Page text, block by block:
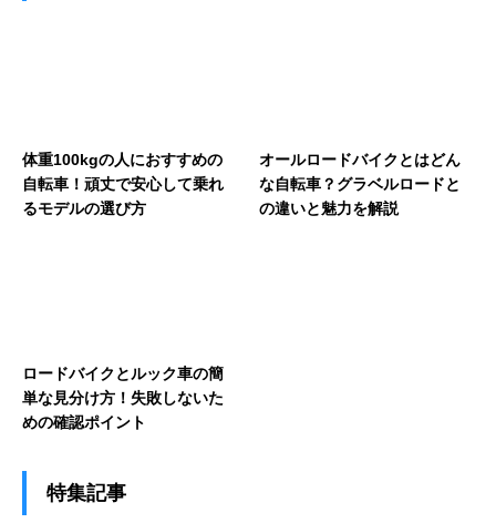
体重100kgの人におすすめの
自転車！頑丈で安心して乗れ
るモデルの選び方
オールロードバイクとはどん
な自転車？グラベルロードと
の違いと魅力を解説
ロードバイクとルック車の簡
単な見分け方！失敗しないた
めの確認ポイント
特集記事